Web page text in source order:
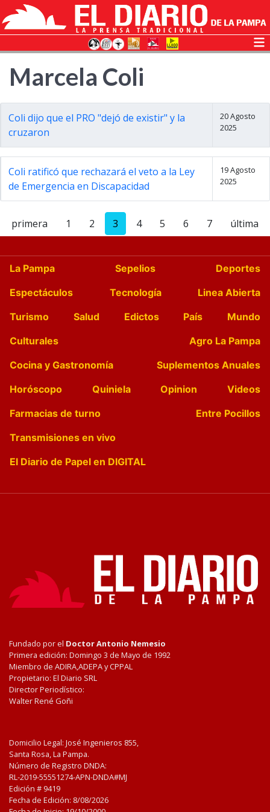
Marcela Coli
Coli dijo que el PRO "dejó de existir" y la
cruzaron
20 Agosto
2025
Coli ratificó que rechazará el veto a la Ley
de Emergencia en Discapacidad
19 Agosto
2025
primera 1 2 3 4 5 6 7 última
La Pampa Sepelios
Deportes
Espectáculos
Tecnología
Linea Abierta
Turismo
Salud Edictos País
Mundo
Culturales
Agro La Pampa
Cocina y Gastronomía
Suplementos Anuales
Horóscopo
Quiniela Opinion
Videos
Farmacias de turno
Entre Pocillos
Transmisiones en vivo
El Diario de Papel en DIGITAL
Fundado por el Doctor Antonio Nemesio
Primera edición: Domingo 3 de Mayo de 1992
Miembro de ADIRA,ADEPA y CPPAL
Propietario: El Diario SRL
Director Periodístico:
Walter René Goñi
Domicilio Legal: José Ingenieros 855,
Santa Rosa, La Pampa.
Número de Registro DNDA:
RL-2019-55551274-APN-DNDA#MJ
Edición # 9419
Fecha de Edición: 8/08/2026